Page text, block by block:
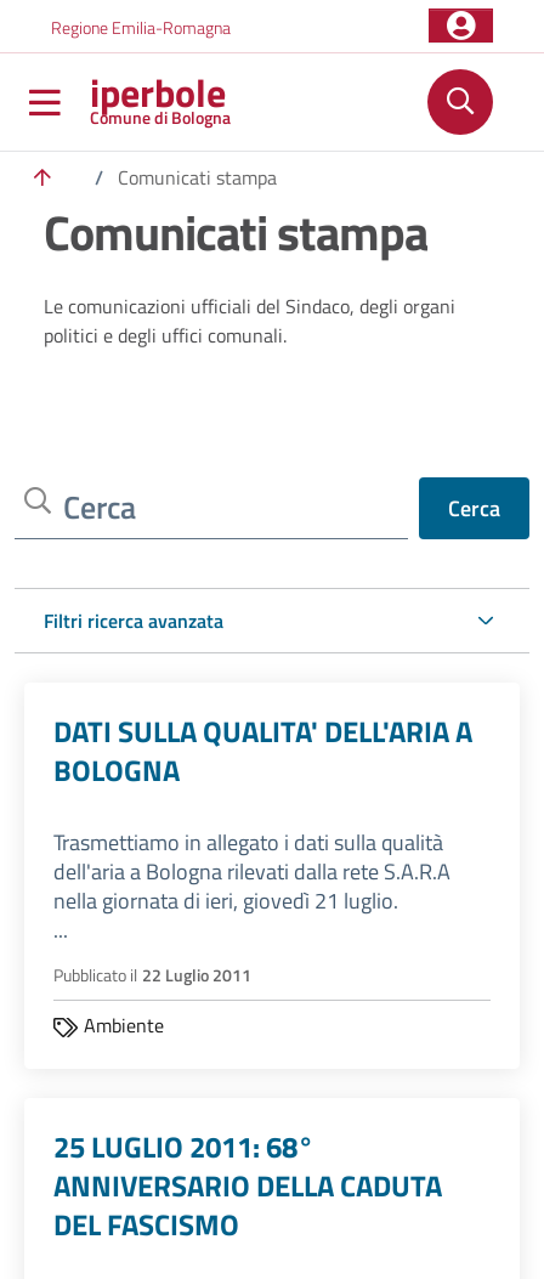
Regione Emilia-Romagna
iperbole
Comune di Bologna
/ Comunicati stampa
Comunicati stampa
Le comunicazioni ufficiali del Sindaco, degli organi
politici e degli uffici comunali.
Cerca Cerca
Filtri ricerca avanzata
DATI SULLA QUALITA' DELL'ARIA A
BOLOGNA
Trasmettiamo in allegato i dati sulla qualità
dell'aria a Bologna rilevati dalla rete S.A.R.A
nella giornata di ieri, giovedì 21 luglio.
...
Pubblicato il 22 Luglio 2011
Ambiente
25 LUGLIO 2011: 68°
ANNIVERSARIO DELLA CADUTA
DEL FASCISMO